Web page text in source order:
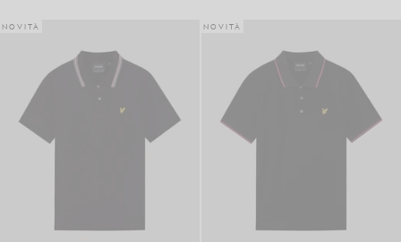
NOVITÀ NOVITÀ